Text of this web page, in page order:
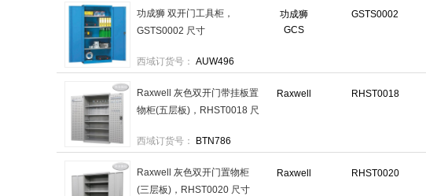
功成狮
GCS
GSTS0002
功成狮 双开门工具柜，
GSTS0002 尺寸
规格：1个
西域订货号： AUW496
Raxwell RHST0018
Raxwell 灰色双开门带挂板置
物柜(五层板)，RHST0018 尺
mm):1000×600×1800 售卖规
西域订货号： BTN786
Raxwell RHST0020
Raxwell 灰色双开门置物柜
(三层板)，RHST0020 尺寸